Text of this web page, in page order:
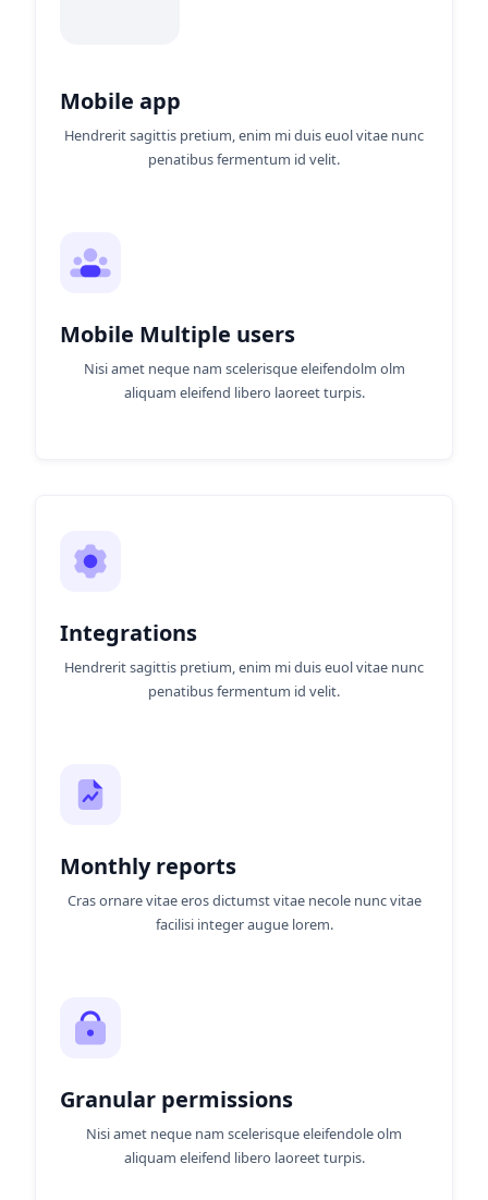
Mobile app
Hendrerit sagittis pretium, enim mi duis euol vitae nunc
penatibus fermentum id velit.
Mobile Multiple users
Nisi amet neque nam scelerisque eleifendolm olm
aliquam eleifend libero laoreet turpis.
Integrations
Hendrerit sagittis pretium, enim mi duis euol vitae nunc
penatibus fermentum id velit.
Monthly reports
Cras ornare vitae eros dictumst vitae necole nunc vitae
facilisi integer augue lorem.
Granular permissions
Nisi amet neque nam scelerisque eleifendole olm
aliquam eleifend libero laoreet turpis.